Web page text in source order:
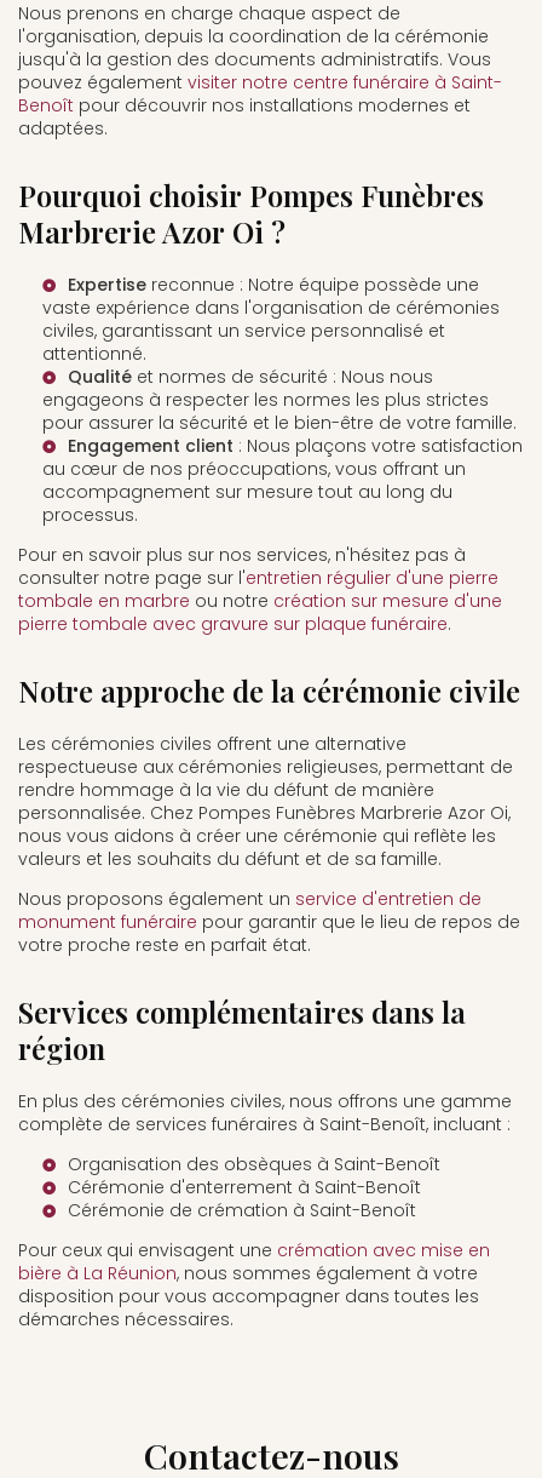
Nous prenons en charge chaque aspect de
l'organisation, depuis la coordination de la cérémonie
jusqu'à la gestion des documents administratifs. Vous
pouvez également visiter notre centre funéraire à Saint-
Benoît pour découvrir nos installations modernes et
adaptées.
Pourquoi choisir Pompes Funèbres
Marbrerie Azor Oi ?
Expertise reconnue : Notre équipe possède une
vaste expérience dans l'organisation de cérémonies
civiles, garantissant un service personnalisé et
attentionné.
Qualité et normes de sécurité : Nous nous
engageons à respecter les normes les plus strictes
pour assurer la sécurité et le bien-être de votre famille.
Engagement client : Nous plaçons votre satisfaction
au cœur de nos préoccupations, vous offrant un
accompagnement sur mesure tout au long du
processus.
Pour en savoir plus sur nos services, n'hésitez pas à
consulter notre page sur l'entretien régulier d'une pierre
tombale en marbre ou notre création sur mesure d'une
pierre tombale avec gravure sur plaque funéraire.
Notre approche de la cérémonie civile
Les cérémonies civiles offrent une alternative
respectueuse aux cérémonies religieuses, permettant de
rendre hommage à la vie du défunt de manière
personnalisée. Chez Pompes Funèbres Marbrerie Azor Oi,
nous vous aidons à créer une cérémonie qui reflète les
valeurs et les souhaits du défunt et de sa famille.
Nous proposons également un service d'entretien de
monument funéraire pour garantir que le lieu de repos de
votre proche reste en parfait état.
Services complémentaires dans la
région
En plus des cérémonies civiles, nous offrons une gamme
complète de services funéraires à Saint-Benoît, incluant :
Organisation des obsèques à Saint-Benoît
Cérémonie d'enterrement à Saint-Benoît
Cérémonie de crémation à Saint-Benoît
Pour ceux qui envisagent une crémation avec mise en
bière à La Réunion, nous sommes également à votre
disposition pour vous accompagner dans toutes les
démarches nécessaires.
Contactez-nous